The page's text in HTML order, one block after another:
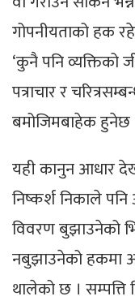
गोपनीयताको हक
‘कुनै पनि व्यक्तिको
पत्राचार र
बमोजिमबाहेक हुनेछ
यही कानुन आधार
निष्कर्श निकाले
विवरण बुझाउनेको
नबुझाउनेको हकमा
थालेको छ ।